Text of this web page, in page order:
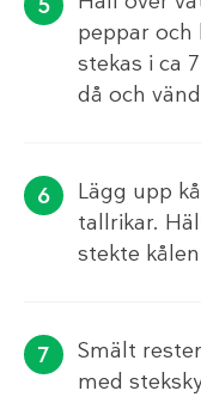
peppar och
stekas i ca
då och
Lägg upp
tallrikar.
stekte
Smält
med